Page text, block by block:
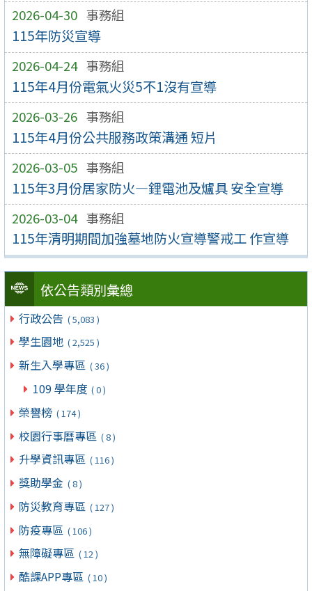
2026-04-30 事務組
115年防災宣導
2026-04-24 事務組
115年4月份電氣火災5不1沒有宣導
2026-03-26 事務組
115年4月份公共服務政策溝通 短片
2026-03-05 事務組
115年3月份居家防火—鋰電池及爐具 安全宣導
2026-03-04 事務組
115年清明期間加強墓地防火宣導警戒工 作宣導
依公告類別彙總
行政公告 ( 5,083 )
學生園地 ( 2,525 )
新生入學專區 ( 36 )
109 學年度 ( 0 )
榮譽榜 ( 174 )
校園行事曆專區 ( 8 )
升學資訊專區 ( 116 )
獎助學金 ( 8 )
防災教育專區 ( 127 )
防疫專區 ( 106 )
無障礙專區 ( 12 )
酷課APP專區 ( 10 )